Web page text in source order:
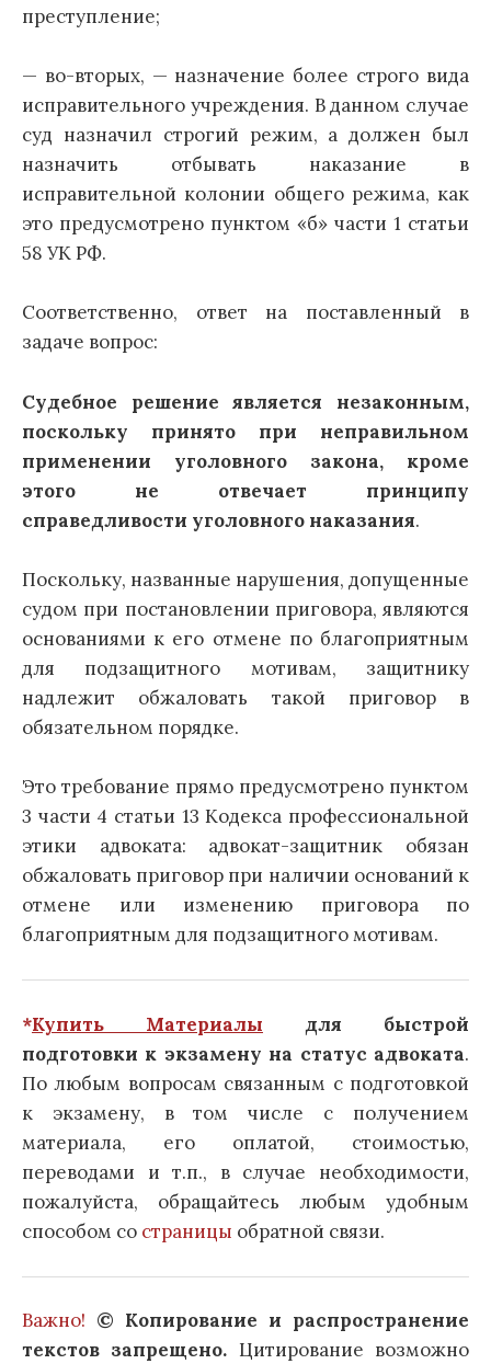
преступление;
— во-вторых, — назначение более строго вида
исправительного учреждения. В данном случае
суд назначил строгий режим, а должен был
назначить отбывать наказание в
исправительной колонии общего режима, как
это предусмотрено пунктом «б» части 1 статьи
58 УК РФ.
Соответственно, ответ на поставленный в
задаче вопрос:
Судебное решение является незаконным,
поскольку принято при неправильном
применении уголовного закона, кроме
этого не отвечает принципу
справедливости уголовного наказания.
Поскольку, названные нарушения, допущенные
судом при постановлении приговора, являются
основаниями к его отмене по благоприятным
для подзащитного мотивам, защитнику
надлежит обжаловать такой приговор в
обязательном порядке.
Это требование прямо предусмотрено пунктом
3 части 4 статьи 13 Кодекса профессиональной
этики адвоката: адвокат-защитник обязан
обжаловать приговор при наличии оснований к
отмене или изменению приговора по
благоприятным для подзащитного мотивам.
*Купить Материалы для быстрой
подготовки к экзамену на статус адвоката.
По любым вопросам связанным с подготовкой
к экзамену, в том числе с получением
материала, его оплатой, стоимостью,
переводами и т.п., в случае необходимости,
пожалуйста, обращайтесь любым удобным
способом со страницы обратной связи.
Важно! © Копирование и распространение
текстов запрещено. Цитирование возможно